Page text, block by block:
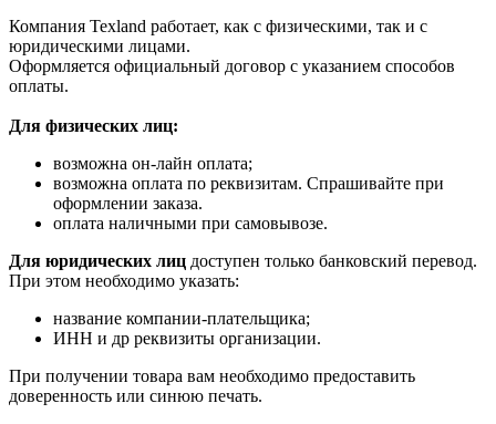
Компания Texland работает, как с физическими, так и с
юридическими лицами.
Оформляется официальный договор с указанием способов
оплаты.
Для физических лиц:
возможна он-лайн оплата;
возможна оплата по реквизитам. Спрашивайте при
оформлении заказа.
оплата наличными при самовывозе.
Для юридических лиц доступен только банковский перевод.
При этом необходимо указать:
название компании-плательщика;
ИНН и др реквизиты организации.
При получении товара вам необходимо предоставить
доверенность или синюю печать.